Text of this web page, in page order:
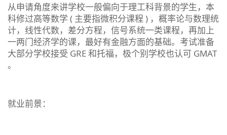
从申请角度来讲学校一般偏向于理工科背景的学生，本
科修过高等数学 ( 主要指微积分课程 ) ，概率论与数理统
计，线性代数，差分方程，信号系统一类课程，再加上
一两门经济学的课，最好有金融方面的基础。考试准备
大部分学校接受 GRE 和托福，极个别学校也认可 GMAT
。
就业前景：